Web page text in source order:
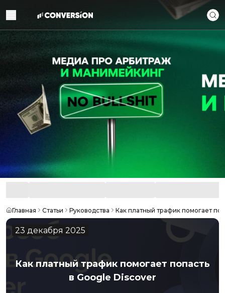
Главная Статьи Руководства Как платный трафик помогает
23 декабря 2025
Как платный трафик помогает попасть
в Google Discover